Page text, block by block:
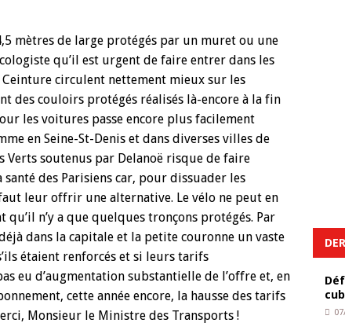
mètres de large protégés par un muret ou une
qu’il est urgent de faire entrer dans les
circulent nettement mieux sur les
des couloirs protégés réalisés là-encore à la fin
les voitures passe encore plus facilement
en Seine-St-Denis et dans diverses villes de
Verts soutenus par Delanoë risque de faire
des Parisiens car, pour dissuader les
leur offrir une alternative. Le vélo ne peut en
n’y a que quelques tronçons protégés. Par
dans la capitale et la petite couronne un vaste
étaient renforcés et si leurs tarifs
eu d’augmentation substantielle de l’offre et, en
cette année encore, la hausse des tarifs
Monsieur le Ministre des Transports !